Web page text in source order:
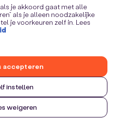
je akkoord gaat met alle
als je alleen noodzakelijke
je voorkeuren zelf in. Lees
instellen
weigeren
accepteren